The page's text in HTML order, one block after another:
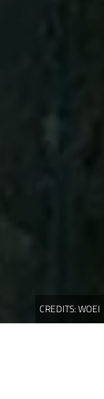
CREDITS:WOEI